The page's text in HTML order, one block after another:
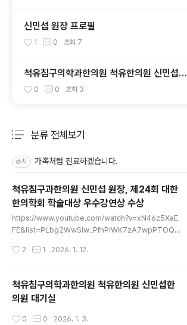
신민섭 원장 프로필
1 0 조회 7
척유침구의학과한의원 척유한의원 신민섭한
의원 대기실
0 0 조회 3
분류 전체보기
공지 가족처럼 진료하겠습니다.
척유침구과한의원 신민섭 원장, 제24회 대한
한의학회 학술대상 우수강연상 수상
https://www.youtube.com/watch?v=xN46z5XaE
FE&list=PLbg2WwSIw_PfnPlWK7zA7wpPTOQ0
2 1 2026. 1. 12.
척유침구의학과한의원 척유한의원 신민섭한
의원 대기실
0 0 2026. 1. 3.